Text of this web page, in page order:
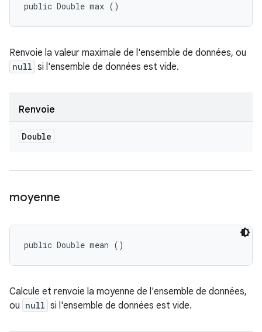
public Double max ()
Renvoie la valeur maximale de l'ensemble de données, ou
null si l'ensemble de données est vide.
Renvoie
Double
moyenne
public Double mean ()
Calcule et renvoie la moyenne de l'ensemble de données,
ou null si l'ensemble de données est vide.